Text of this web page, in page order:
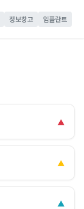
정보창고 임플란트
▲
▲
▲